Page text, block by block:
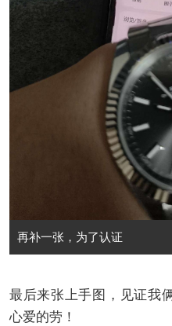
再补一张，为了认证
最后来张上手图，见证我
心爱的劳！